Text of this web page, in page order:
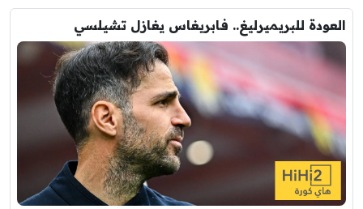
العودة للبريميرليغ.. فابريغاس يغازل تشيلسي